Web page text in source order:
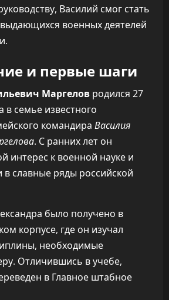
Василий смог стать
военных деятелей
и первые шаги
Маргелов родился 27
в семье известного
командира Василия
. С ранних лет он
интерес к военной науке и
в славные ряды российской
было получено в
корпусе, где он изучал
необходимые
Отличившись в учебе,
в Главное штабное